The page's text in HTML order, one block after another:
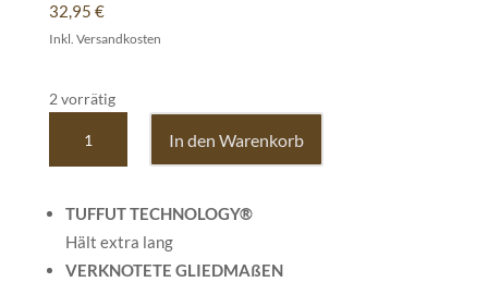
32,95 €
Inkl. Versandkosten
2 vorrätig
HuggleMutt
Large
Menge
In den Warenkorb
TUFFUT TECHNOLOGY®
Hält extra lang
VERKNOTETE GLIEDMAßEN